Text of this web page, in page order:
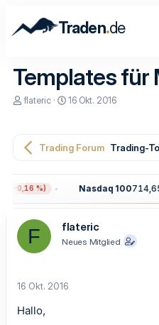
Traden.de
Templates für
E
e
r
flateric
E
e
m
16 Okt. 2016
Trading Forum Trading-
(−0,16 %) Nasdaq 100714,65
F flateric
Neues Mitglied
16 Okt. 2016
Hallo,